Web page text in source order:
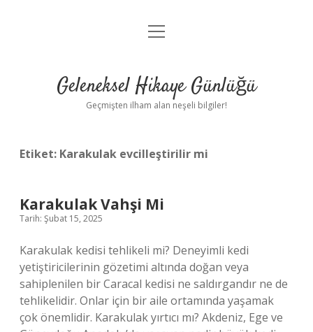
Anasayfa
Yasal Uyarı
menüyü
Geleneksel Hikaye Günlüğü
Geçmişten ilham alan neşeli bilgiler!
Etiket: Karakulak evcilleştirilir mi
Karakulak Vahşi Mi
Tarih: Şubat 15, 2025
Karakulak kedisi tehlikeli mi? Deneyimli kedi
yetiştiricilerinin gözetimi altında doğan veya
sahiplenilen bir Caracal kedisi ne saldırgandır ne de
tehlikelidir. Onlar için bir aile ortamında yaşamak
çok önemlidir. Karakulak yırtıcı mı? Akdeniz, Ege ve